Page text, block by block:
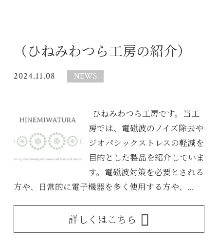
（ひねみわつら工房の紹介）
2024.11.08 NEWS
ひねみわつら工房です。当工
房では、電磁波のノイズ除去や
ジオパシックストレスの軽減を
目的とした製品を紹介していま
す。電磁波対策を必要とされる
方や、日常的に電子機器を多く使用する方や、...
詳しくはこちら